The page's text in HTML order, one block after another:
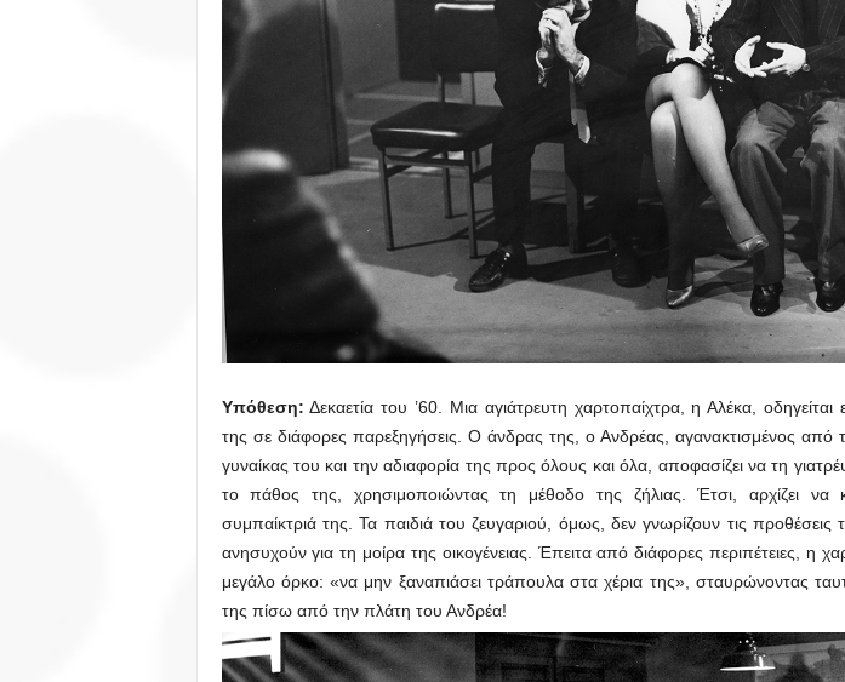
Υπόθεση: Δεκαετία του ’60. Μια αγιάτρευτη χαρτοπαίχτρα, η Αλέκα, οδηγείται
της σε διάφορες παρεξηγήσεις. Ο άνδρας της, ο Ανδρέας, αγανακτισμένος από
γυναίκας του και την αδιαφορία της προς όλους και όλα, αποφασίζει να τη
το πάθος της, χρησιμοποιώντας τη μέθοδο της ζήλιας. Έτσι, αρχίζει να
συμπαίκτριά της. Τα παιδιά του ζευγαριού, όμως, δεν γνωρίζουν τις προθέσεις
ανησυχούν για τη μοίρα της οικογένειας. Έπειτα από διάφορες περιπέτειες, η
μεγάλο όρκο: «να μην ξαναπιάσει τράπουλα στα χέρια της», σταυρώνοντας
της πίσω από την πλάτη του Ανδρέα!